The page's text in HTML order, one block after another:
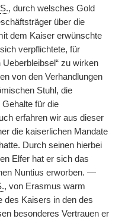
S., durch welsches Gold
über die
dem Kaiser erwünschte
verpflichtete, für
zu wirken
von den Verhandlungen
Stuhl, die
für die
erfahren wir aus dieser
die kaiserlichen Mandate
Durch seinen hierbei
Elfer hat er sich das
Nuntius erworben. —
, von Erasmus warm
des Kaisers in den des
besonderes Vertrauen er